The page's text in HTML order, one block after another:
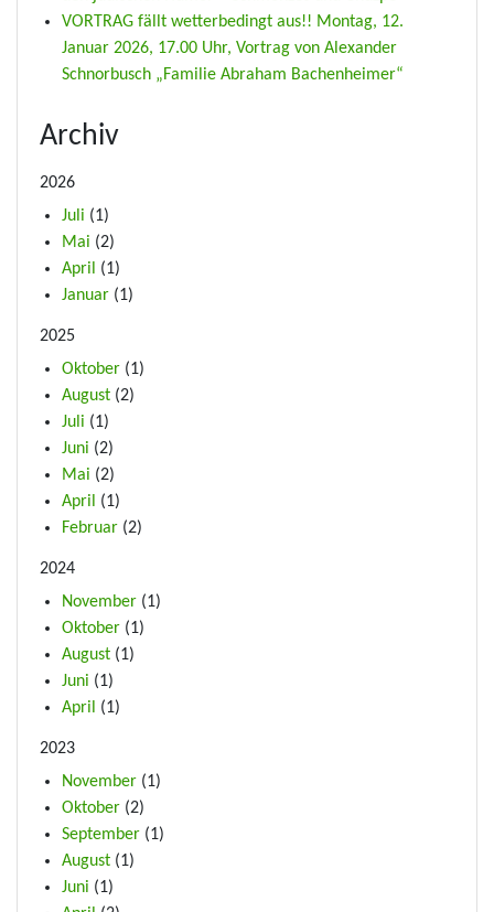
VORTRAG fällt wetterbedingt aus!! Montag, 12.
Januar 2026, 17.00 Uhr, Vortrag von Alexander
Schnorbusch „Familie Abraham Bachenheimer“
Archiv
2026
Juli (1)
Mai (2)
April
(1)
Januar (1)
2025
Oktober (1)
August (2)
Juli (1)
Juni (2)
Mai (2)
April
(1)
Februar (2)
2024
November (1)
Oktober (1)
August (1)
Juni (1)
April
(1)
2023
November (1)
Oktober (2)
September (1)
August (1)
Juni (1)